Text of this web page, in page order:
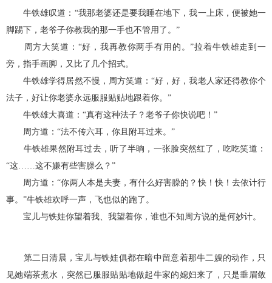
牛铁雄叹道：“我那老婆还是要我睡在地下，我一上床，便被她一
脚踢下，老爷子你教我的那一手也不管用了。”
周方大笑道：“好，我再教你两手有用的。”拉着牛铁雄走到一
旁，指手画脚，又比了几个招式。
牛铁雄学得居然不慢，周方笑道：“好，好，我老人家还得教你个
法子，好让你老婆永远服服贴贴地跟着你。”
牛铁雄大喜道：“真有这种法子？老爷子你快说吧！”
周方道：“法不传六耳，你且附耳过来。”
牛铁雄果然附耳过去，听了半晌，一张脸突然红了，吃吃笑道：
“这……这不嫌有些害臊么？”
周方道：“你两人本是夫妻，有什么好害臊的？快！快！去依计行
事。”牛铁雄欢呼一声，飞也似的跑了。
宝儿与铁娃你望着我、我望着你，谁也不知周方说的是何妙计。
第二日清晨，宝儿与铁娃俱都在暗中留意着那牛二嫂的动作，只
见她端茶煮水，突然已服服贴贴地做起牛家的媳妇来了，只是垂眉敛